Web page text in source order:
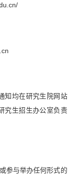
知均在研究生院网站
究生招生办公室负责
参与举办任何形式的